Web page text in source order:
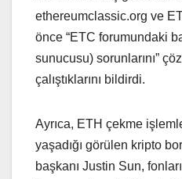
ethereumclassic.org ve
önce “ETC forumundaki
sunucusu) sorunlarını”
çalıştıklarını bildirdi.
Ayrıca, ETH çekme
yaşadığı görülen kripto
başkanı Justin Sun,